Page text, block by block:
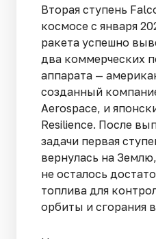
Вторая ступень
космосе с января
ракета успешно
два коммерческих
аппарата —
созданный
Aerospace, и
Resilience. После
задачи первая
вернулась на
не осталось
топлива для
орбиты и сгорания